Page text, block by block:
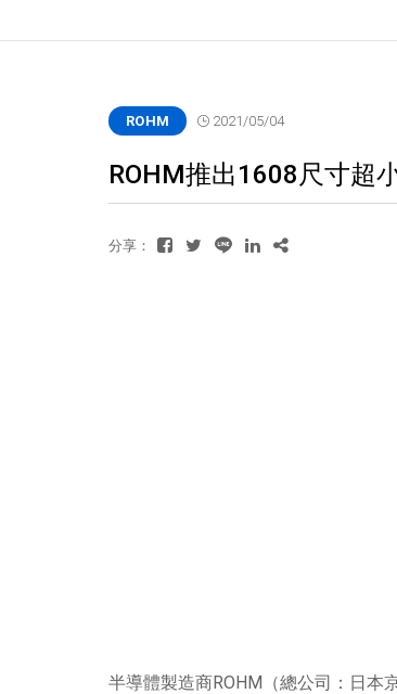
ROHM 2021/05/04
ROHM推出1608尺寸超
分享：
半導體製造商ROHM（總公司：日本